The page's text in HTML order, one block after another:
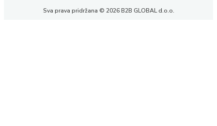
Sva prava pridržana © 2026 B2B GLOBAL d.o.o.